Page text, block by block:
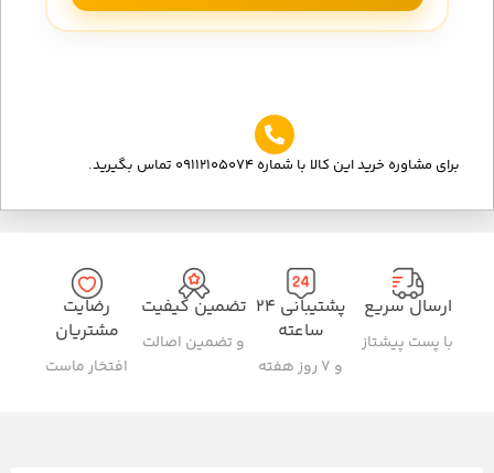
برای مشاوره خرید این کالا با شماره 09112105074 تماس بگیرید.
ارسال سریع
با پست پیشتاز
پشتیبانی ۲۴
ساعته
و ۷ روز هفته
تضمین کیفیت
و تضمین اصالت
رضایت
مشتریان
افتخار ماست